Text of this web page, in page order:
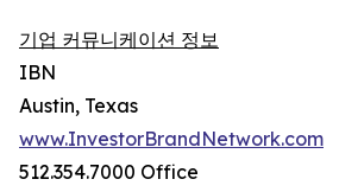
기업 커뮤니케이션 정보
IBN
Austin, Texas
www.InvestorBrandNetwork.com
512.354.7000 Office